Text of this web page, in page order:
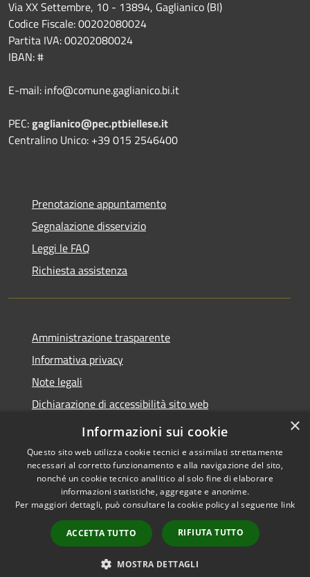
Via XX Settembre, 10 - 13894, Gaglianico (BI)
Codice Fiscale: 00202080024
Partita IVA: 00202080024
IBAN: #
E-mail: info@comune.gaglianico.bi.it
PEC:gaglianico@pec.ptbiellese.it
Centralino Unico: +39 015 2546400
Prenotazione appuntamento
Segnalazione disservizio
Leggi le FAQ
Richiesta assistenza
Amministrazione trasparente
Informativa privacy
Note legali
Dichiarazione di accessibilità sito web
WhistleblowingPA
Accessibilità
Copyright © 2026 • Comune di
Gaglianico • Powered by
Municipium•
Accesso
redazione
×
Informazioni sui cookie
Questo sito web utilizza cookie tecnici e assimilati strettamente
necessari al corretto funzionamento e alla navigazione del sito,
nonché un cookie tecnico analitico al solo fine di elaborare
informazioni statistiche, aggregate e anonime.
Per maggiori dettagli, può consultare la cookie policy al seguente link
ACCETTA TUTTO RIFIUTA TUTTO
MOSTRA DETTAGLI